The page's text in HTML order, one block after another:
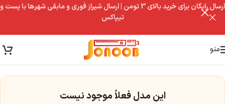
ارسال رایگان برای خرید بالای 3 تومن | ارسال شیراز فوری و مابقی شهرها با پست و
تیپاکس
منو
این مدل فعلاً موجود نیست